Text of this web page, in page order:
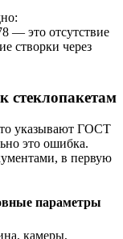
— это отсутствие
створки через
стеклопакетам
указывают ГОСТ
это ошибка.
в первую
параметры
камеры,